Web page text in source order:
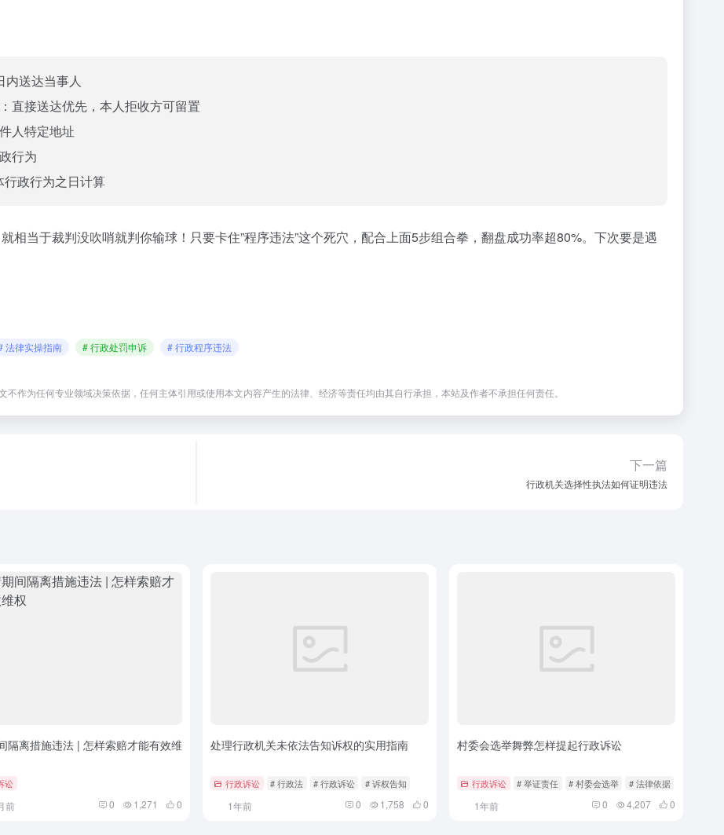
内送达当事人
直接送达优先，本人拒收方可留置
人特定地址
行为
行政行为之日计算
相当于裁判没吹哨就判你输球！只要卡住”程序违法”这个死穴，配合上面5步组合拳，翻盘成功率超80%。下次要是遇
法律实操指南 # 行政处罚申诉 # 行政程序违法
作为任何专业领域决策依据，任何主体引用或使用本文内容产生的法律、经济等责任均由其自行承担，本站及作者不承担任何责任。
下一篇
行政机关选择性执法如何证明违法
隔离措施违法 | 怎样索赔才能有效维
讼
前 0 1,271 0
处理行政机关未依法告知诉权的实用指南
行政诉讼 # 行政法 # 行政诉讼 # 诉权告知
1年前 0 1,758 0
村委会选举舞弊怎样提起行政诉讼
行政诉讼 # 举证责任 # 村委会选举 # 法律依据
1年前 0 4,207 0